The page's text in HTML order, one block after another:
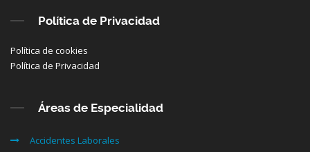
Política de Privacidad
Política de cookies
Política de Privacidad
Áreas de Especialidad
Accidentes Laborales